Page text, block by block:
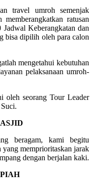
travel umroh semenjak
ratusan
Keberangkatan dan
bisa dipilih oleh para calon
mengetahui kebutuhan
pelaksanaan umroh-
oleh seorang Tour Leader
beragam, kami begitu
yang memprioritaskan jarak
dengan berjalan kaki.